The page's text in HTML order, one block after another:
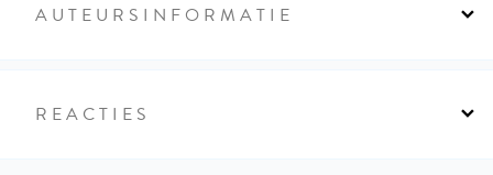
AUTEURSINFORMATIE
REACTIES